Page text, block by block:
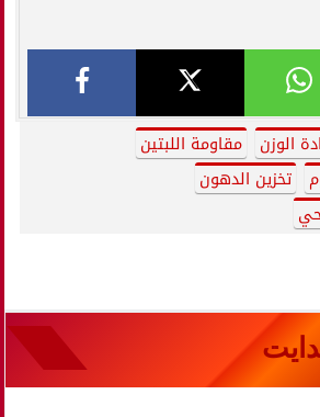
الوزن
مقاومة اللبتين
تخزين الدهون